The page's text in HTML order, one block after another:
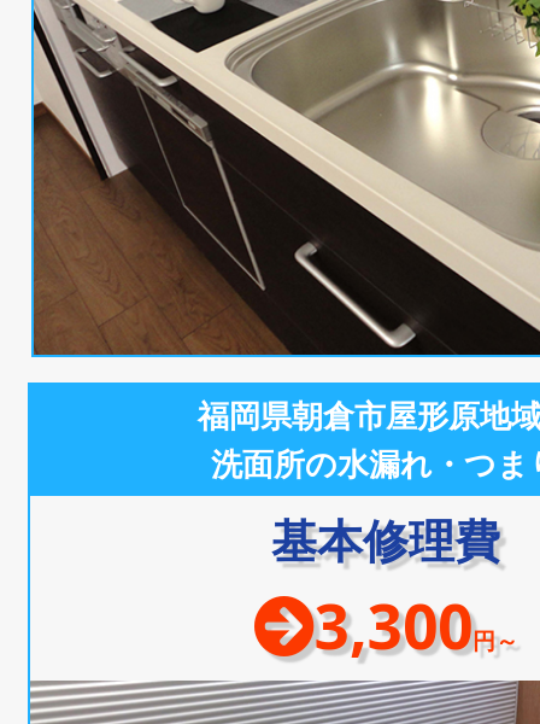
福岡県朝倉市屋形原地
洗面所の水漏れ・つま
基本修理費
3,300円～